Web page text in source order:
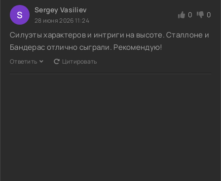
S Sergey Vasiliev
28 июня 2026 11:24
0 0
Силуэты характеров и интриги на высоте. Сталлоне и
Бандерас отлично сыграли. Рекомендую!
Ответить Цитировать